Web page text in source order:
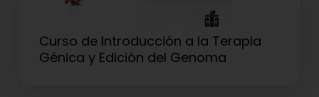
Curso de Introducción a la Terapia
Génica y Edición del Genoma